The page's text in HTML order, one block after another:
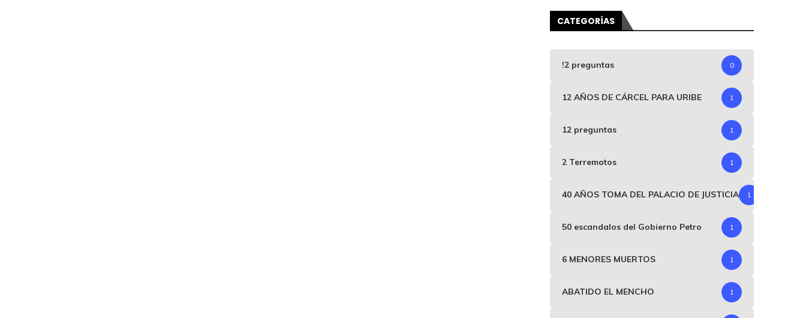
CATEGORÍAS
!2 preguntas 0
12 AÑOS DE CÁRCEL PARA URIBE 1
12 preguntas 1
2 Terremotos 1
40 AÑOS TOMA DEL PALACIO DE JUSTICIA 1
50 escandalos del Gobierno Petro 1
6 MENORES MUERTOS 1
ABATIDO EL MENCHO 1